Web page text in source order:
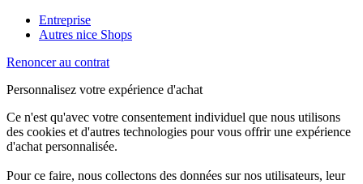
Entreprise
Autres nice Shops
Renoncer au contrat
Personnalisez votre expérience d'achat
Ce n'est qu'avec votre consentement individuel que nous utilisons
des cookies et d'autres technologies pour vous offrir une expérience
d'achat personnalisée.
Pour ce faire, nous collectons des données sur nos utilisateurs, leur